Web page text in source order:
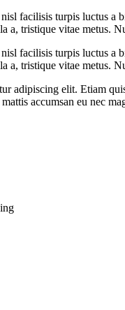
facilisis turpis luctus a
a, tristique vitae metus.
facilisis turpis luctus a
a, tristique vitae metus.
adipiscing elit. Etiam
accumsan eu nec